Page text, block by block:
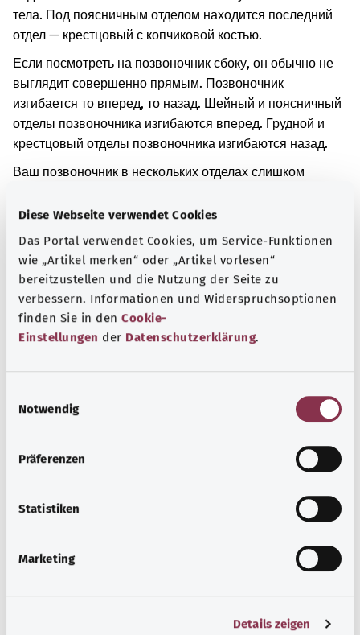
Diese Webseite verwendet Cookies
Das Portal verwendet Cookies, um Service-Funktionen
wie „Artikel merken“ oder „Artikel vorlesen“
bereitzustellen und die Nutzung der Seite zu
verbessern. Informationen und Widerspruchsoptionen
finden Sie in den Cookie-
Einstellungen der Datenschutzerklärung.
Notwendig
Präferenzen
Statistiken
Marketing
Details zeigen
тела. Под поясничным отделом находится последний
отдел — крестцовый с копчиковой костью.
Если посмотреть на позвоночник сбоку, он обычно не
выглядит совершенно прямым. Позвоночник
изгибается то вперед, то назад. Шейный и поясничный
отделы позвоночника изгибаются вперед. Грудной и
крестцовый отделы позвоночника изгибаются назад.
Ваш позвоночник в нескольких отделах слишком
заболевание.
Если позвоночник изогнут не так, как в норме, то могут
возникнуть, например, боли в спине.
Дополнительные обозначения
Предоставлено некоммерческой организацией Was
Gesundheit (BMG, Федеральное министерство